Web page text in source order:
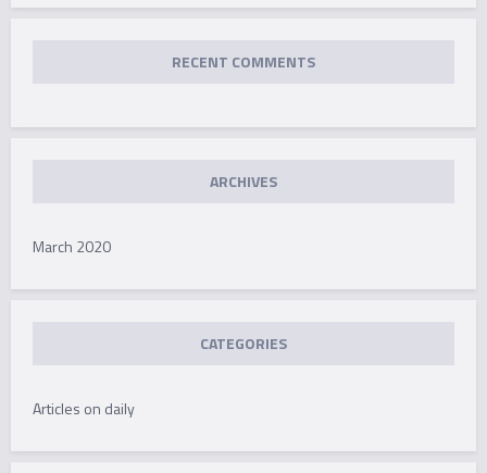
RECENT COMMENTS
ARCHIVES
March 2020
CATEGORIES
Articles on daily